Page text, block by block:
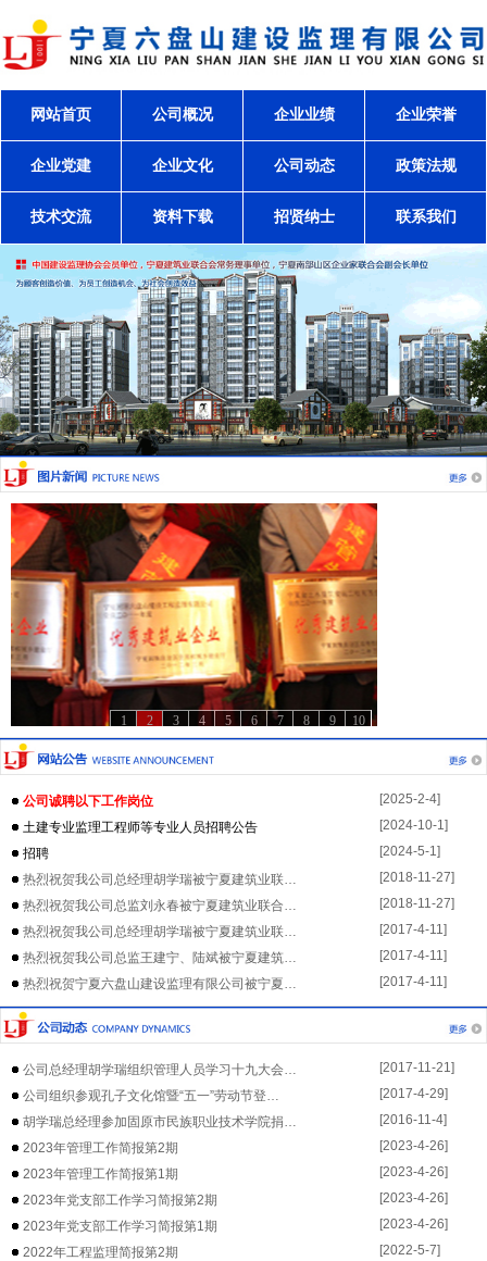
网站首页 公司概况 企业业绩 企业荣誉
企业党建 企业文化 公司动态 政策法规
技术交流 资料下载 招贤纳士 联系我们
10
9
8
7
6
5
4
3
2
1
公司诚聘以下工作岗位
[2025-2-4]
土建专业监理工程师等专业人员招聘公告
[2024-10-1]
招聘
[2024-5-1]
热烈祝贺我公司总经理胡学瑞被宁夏建筑业联…
[2018-11-27]
热烈祝贺我公司总监刘永春被宁夏建筑业联合…
[2018-11-27]
热烈祝贺我公司总经理胡学瑞被宁夏建筑业联…
[2017-4-11]
热烈祝贺我公司总监王建宁、陆斌被宁夏建筑…
[2017-4-11]
热烈祝贺宁夏六盘山建设监理有限公司被宁夏…
[2017-4-11]
公司总经理胡学瑞组织管理人员学习十九大会…
[2017-11-21]
公司组织参观孔子文化馆暨“五一”劳动节登…
[2017-4-29]
胡学瑞总经理参加固原市民族职业技术学院捐…
[2016-11-4]
2023年管理工作简报第2期
[2023-4-26]
2023年管理工作简报第1期
[2023-4-26]
2023年党支部工作学习简报第2期
[2023-4-26]
2023年党支部工作学习简报第1期
[2023-4-26]
2022年工程监理简报第2期
[2022-5-7]